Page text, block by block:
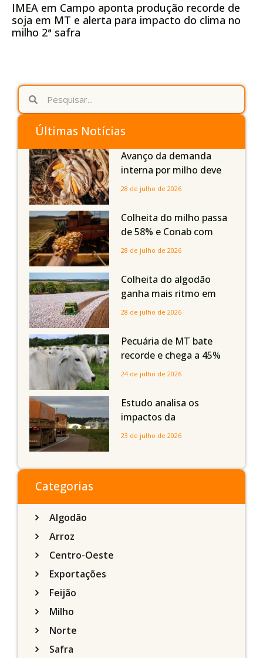
IMEA em Campo aponta produção recorde de
soja em MT e alerta para impacto do clima no
milho 2ª safra
Últimas Notícias
Avanço da demanda
interna por milho deve
compensar aumento da
em Mato Grosso, aponta
Imea
28 de julho de 2026
Colheita do milho passa
de 58% e Conab com
boas produtividades em
quedas em Tocantins,
Maranhão e Piauí
28 de julho de 2026
Colheita do algodão
ganha mais ritmo em
Mato Grosso, Mato
Maranhão
28 de julho de 2026
Pecuária de MT bate
recorde e chega a 45%
dos bovinos abatidos
24 de julho de 2026
Estudo analisa os
impactos da
infraestrutura logística
do Sul
23 de julho de 2026
Categorias
Algodão
Arroz
Centro-Oeste
Exportações
Feijão
Milho
Norte
Safra